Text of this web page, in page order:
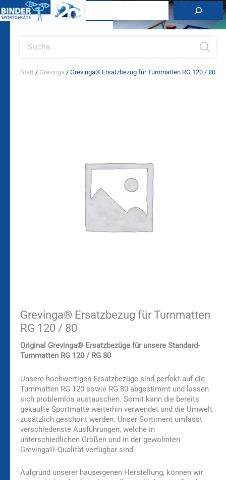
Inhalt
search
Start / Grevinga / Grevinga® Ersatzbezug für Turnmatten RG 120 / 80
Grevinga® Ersatzbezug für Turnmatten
RG 120 / 80
Original Grevinga® Ersatzbezüge für unsere Standard-
Turnmatten RG 120 / RG 80
Unsere hochwertigen Ersatzbezüge sind perfekt auf die
Turnmatten RG 120 sowie RG 80 abgestimmt und lassen
sich problemlos austauschen. Somit kann die bereits
gekaufte Sportmatte weiterhin verwendet und die Umwelt
zusätzlich geschont werden. Unser Sortiment umfasst
verschiedenste Ausführungen, welche in
unterschiedlichen Größen und in der gewohnten
Grevinga®-Qualität verfügbar sind.
Aufgrund unserer hauseigenen Herstellung, können wir